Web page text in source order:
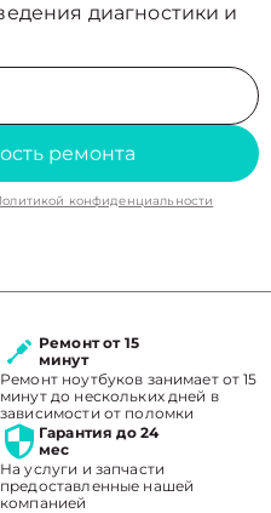
диагностики и
ремонта
конфиденциальности
Ремонт от 15
минут
Ремонт ноутбуков занимает от 15
минут до нескольких дней в
зависимости от поломки
Гарантия до 24
мес
На услуги и запчасти
предоставленные нашей
компанией